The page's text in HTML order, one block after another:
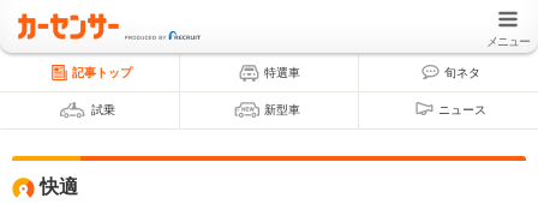
メニュー
記事トップ 特選車 旬ネタ
試乗 新型車 ニュース
快適